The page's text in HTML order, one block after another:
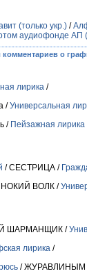
(только укр.) /
аудиофонде АП
комментариев о
лирика /
/Универсальная
/ Пейзажная лирика
/ СЕСТРИЦА /
ВОЛК /
ШАРМАНЩИК /
лирика /
/